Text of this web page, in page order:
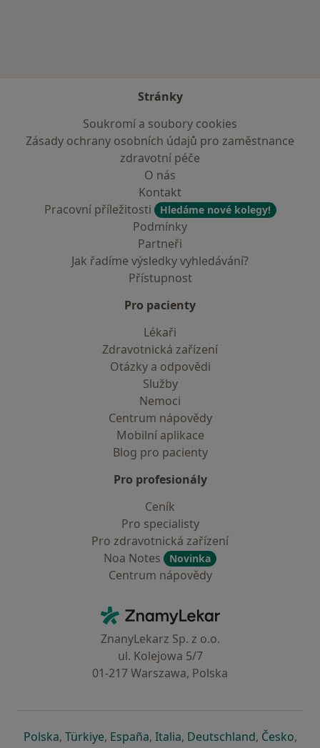
Stránky
Soukromí a soubory cookies
Zásady ochrany osobních údajů pro zaměstnance
zdravotní péče
O nás
Kontakt
Pracovní příležitosti
Hledáme nové kolegy!
Podmínky
Partneři
Jak řadíme výsledky vyhledávání?
Přístupnost
Pro pacienty
Lékaři
Zdravotnická zařízení
Otázky a odpovědi
Služby
Nemoci
Centrum nápovědy
Mobilní aplikace
Blog pro pacienty
Pro profesionály
Ceník
Pro specialisty
Pro zdravotnická zařízení
Noa Notes
Novinka
Centrum nápovědy
ZnamyLekar - Hlavní stránka
ZnanyLekarz Sp. z o.o.
ul. Kolejowa 5/7
01-217 Warszawa, Polska
Polskase otevře v nové záložce
, Türkiyese otevře v nové záložce
, Españase otevře v nové záložce
, Italiase otevře v nové záložce
, Deutschlandse otevře v
, Českose
,